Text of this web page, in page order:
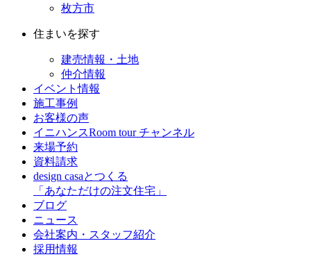
枚方市
住まいを探す
建売情報・土地
仲介情報
イベント情報
施工事例
お客様の声
イニハンスRoom tour チャンネル
来場予約
資料請求
design casaとつくる
「あなただけの注文住宅」
ブログ
ニュース
会社案内・スタッフ紹介
採用情報